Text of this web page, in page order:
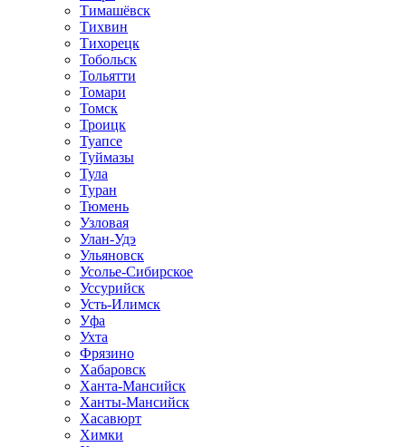
Тимашёвск
Тихвин
Тихорецк
Тобольск
Тольятти
Томари
Томск
Троицк
Туапсе
Туймазы
Тула
Туран
Тюмень
Узловая
Улан-Удэ
Ульяновск
Усолье-Сибирское
Уссурийск
Усть-Илимск
Уфа
Ухта
Фрязино
Хабаровск
Ханта-Мансийск
Ханты-Мансийск
Хасавюрт
Химки